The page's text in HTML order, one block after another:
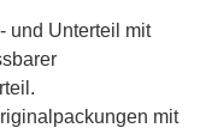
und Unterteil mit
mit